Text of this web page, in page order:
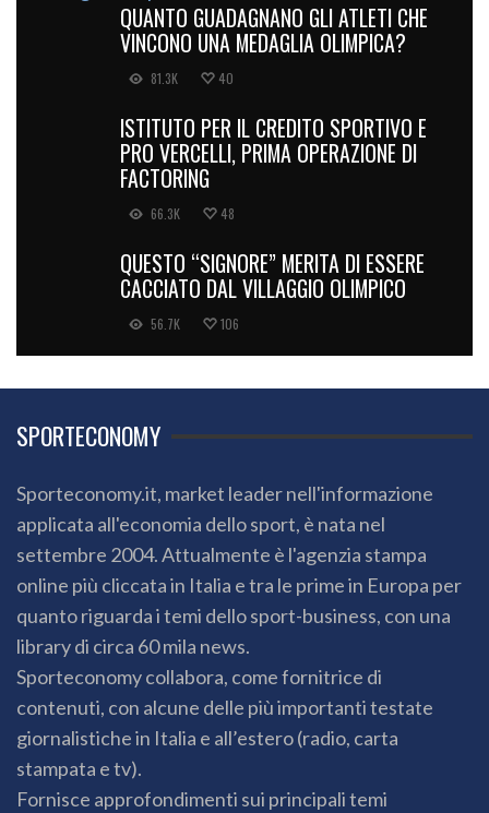
QUANTO GUADAGNANO GLI ATLETI CHE
VINCONO UNA MEDAGLIA OLIMPICA?
81.3K 40
ISTITUTO PER IL CREDITO SPORTIVO E
PRO VERCELLI, PRIMA OPERAZIONE DI
FACTORING
66.3K 48
QUESTO “SIGNORE” MERITA DI ESSERE
CACCIATO DAL VILLAGGIO OLIMPICO
56.7K 106
SPORTECONOMY
Sporteconomy.it, market leader nell'informazione
applicata all'economia dello sport, è nata nel
settembre 2004. Attualmente è l'agenzia stampa
online più cliccata in Italia e tra le prime in Europa per
quanto riguarda i temi dello sport-business, con una
library di circa 60 mila news.
Sporteconomy collabora, come fornitrice di
contenuti, con alcune delle più importanti testate
giornalistiche in Italia e all’estero (radio, carta
stampata e tv).
Fornisce approfondimenti sui principali temi